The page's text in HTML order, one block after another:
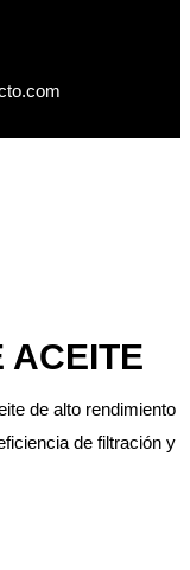
ACEITE
de alto rendimiento
de filtración y